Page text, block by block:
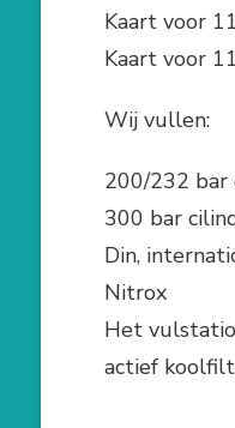
Kaart
Kaart
Wij vullen:
200/232 bar
300 bar
Din,
Nitrox
Het
actief